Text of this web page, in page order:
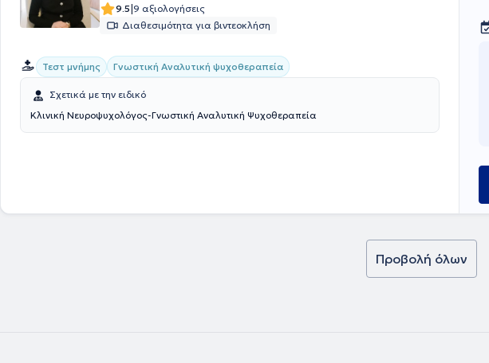
9.5|9 αξιολογήσεις
Διαθεσιμότητα για βιντεοκλήση
Τεστ μνήμης Γνωστική Αναλυτική ψυχοθεραπεία
Σχετικά με την ειδικό
Κλινική Νευροψυχολόγος-Γνωστική Αναλυτική Ψυχοθεραπεία
Προβολή όλων